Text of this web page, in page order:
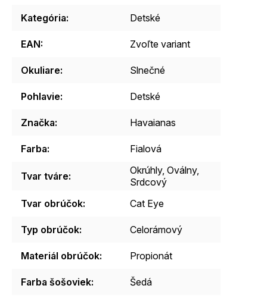
Kategória: Detské
EAN: Zvoľte variant
Okuliare: Slnečné
Pohlavie: Detské
Značka: Havaianas
Farba: Fialová
Tvar tváre:
Okrúhly, Oválny,
Srdcový
Tvar obrúčok: Cat Eye
Typ obrúčok: Celorámový
Materiál obrúčok: Propionát
Farba šošoviek: Šedá